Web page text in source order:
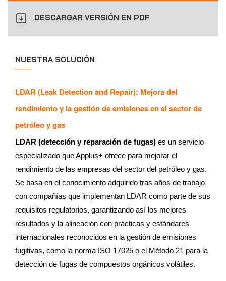
DESCARGAR VERSIÓN EN PDF
NUESTRA SOLUCIÓN
LDAR (Leak Detection and Repair): Mejora del
rendimiento y la gestión de emisiones en el sector de
petróleo y gas
LDAR (detección y reparación de fugas) es un servicio
especializado que Applus+ ofrece para mejorar el
rendimiento de las empresas del sector del petróleo y gas.
Se basa en el conocimiento adquirido tras años de trabajo
con compañías que implementan LDAR como parte de sus
requisitos regulatorios, garantizando así los mejores
resultados y la alineación con prácticas y estándares
internacionales reconocidos en la gestión de emisiones
fugitivas, como la norma ISO 17025 o el Método 21 para la
detección de fugas de compuestos orgánicos volátiles.